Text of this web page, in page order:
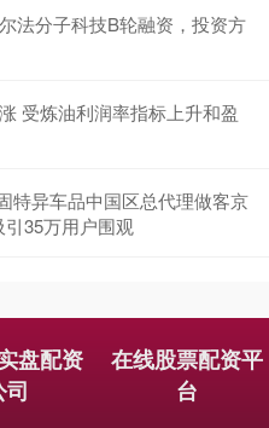
法分子科技B轮融资，投资方
受炼油利润率指标上升和盈
特异车品中国区总代理做客京
35万用户围观
盘配资
司
在线股票配资平
台